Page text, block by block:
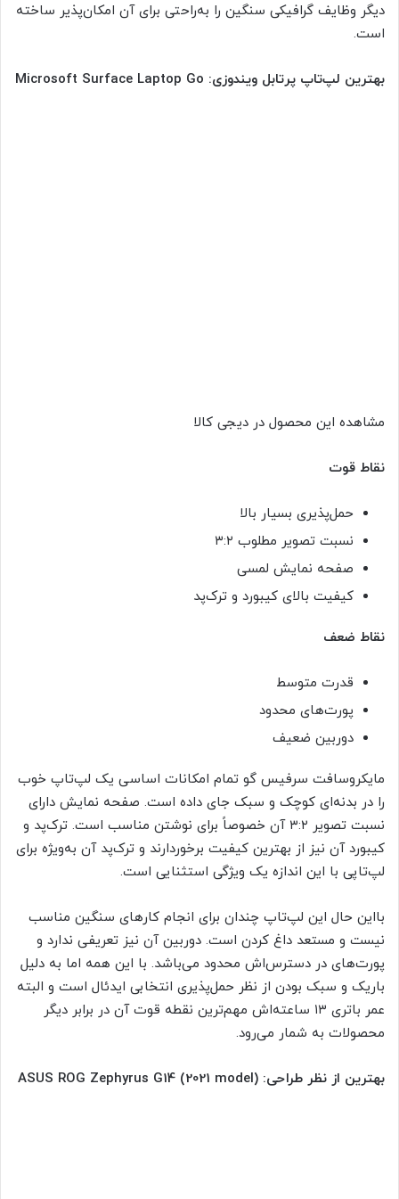
دیگر وظایف گرافیکی سنگین را به‌راحتی برای آن امکان‌پذیر ساخته
است.
بهترین لپ‌تاپ پرتابل ویندوزی: Microsoft Surface Laptop Go
مشاهده این محصول در دیجی کالا
نقاط قوت
حمل‌پذیری بسیار بالا
نسبت تصویر مطلوب ۳:۲
صفحه نمایش لمسی
کیفیت بالای کیبورد و ترک‌پد
نقاط ضعف
قدرت متوسط
پورت‌های محدود
دوربین ضعیف
مایکروسافت سرفیس گو تمام امکانات اساسی یک لپ‌تاپ خوب
را در بدنه‌ای کوچک و سبک جای داده است. صفحه نمایش دارای
نسبت تصویر ۳:۲ آن خصوصاً برای نوشتن مناسب است. ترک‌پد و
کیبورد آن نیز از بهترین کیفیت برخوردارند و ترک‌پد آن به‌ویژه برای
لپ‌تاپی با این اندازه یک ویژگی استثنایی است.
بااین حال این لپ‌تاپ چندان برای انجام کارهای سنگین مناسب
نیست و مستعد داغ کردن است. دوربین آن نیز تعریفی ندارد و
پورت‌های در دسترس‌اش محدود می‌باشد. با این همه اما به دلیل
باریک و سبک بودن از نظر حمل‌پذیری انتخابی ایدئال است و البته
عمر باتری ۱۳ ساعته‌اش مهم‌ترین نقطه قوت آن در برابر دیگر
محصولات به شمار می‌رود.
بهترین از نظر طراحی: ASUS ROG Zephyrus G14 (2021 model)